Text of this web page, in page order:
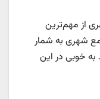
از مهم‌ترین
شهری به شمار
به خوبی در این